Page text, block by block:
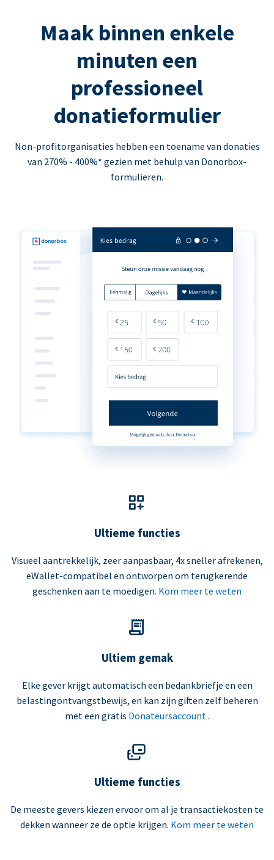
Maak binnen enkele
minuten een
professioneel
donatieformulier
Non-profitorganisaties hebben een toename van donaties
van 270% - 400%* gezien met behulp van Donorbox-
formulieren.
Ultieme functies
Visueel aantrekkelijk, zeer aanpasbaar, 4x sneller afrekenen,
eWallet-compatibel en ontworpen om terugkerende
geschenken aan te moedigen. Kom meer te weten
Ultiem gemak
Elke gever krijgt automatisch een bedankbriefje en een
belastingontvangstbewijs, en kan zijn giften zelf beheren
met een gratis Donateursaccount .
Ultieme functies
De meeste gevers kiezen ervoor om al je transactiekosten te
dekken wanneer ze de optie krijgen. Kom meer te weten